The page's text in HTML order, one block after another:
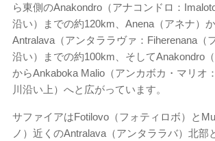
ら東側のAnakondro（アナコンドロ：
沿い）までの約120km、Anena（アネナ）
Antralava（アンタララヴァ：Fiherenana（
沿い）までの約100km、そしてAnakondro（
からAnkaboka Malio（アンカボカ・マリオ
川沿い上）へと広がっています。
サファイアはFotilovo（フォティロボ）と
ノ）近くのAntralava（アンタララバ）北部